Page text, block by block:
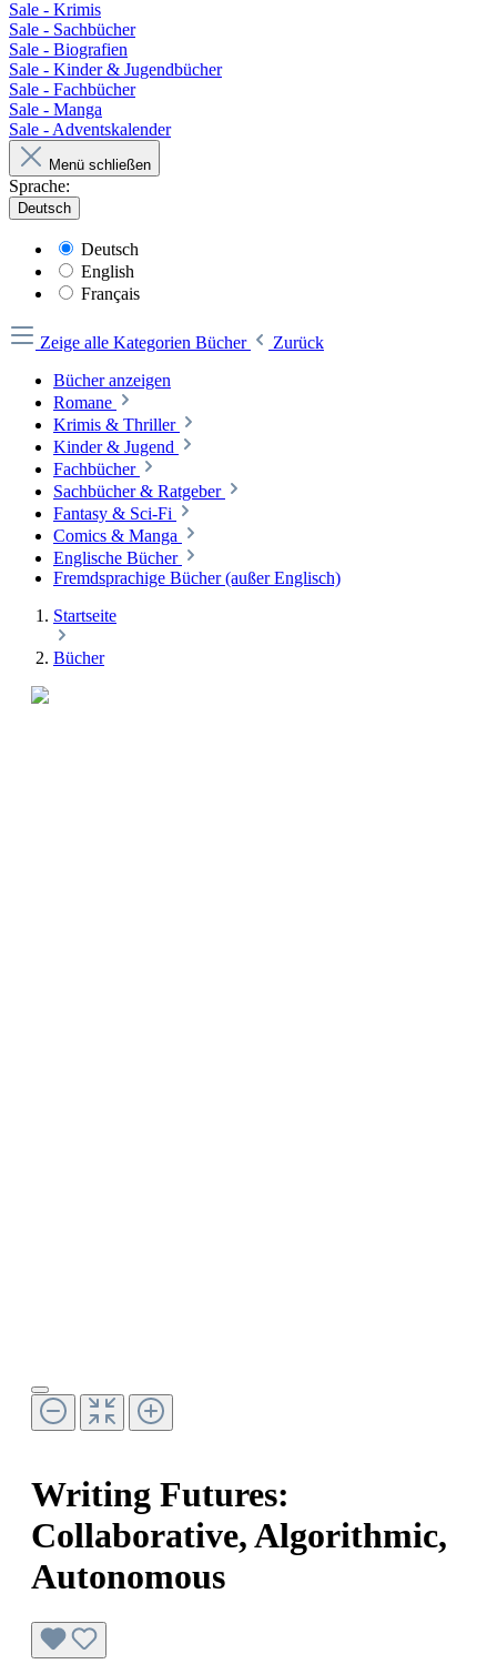
Sale - Krimis
Sale - Sachbücher
Sale - Biografien
Sale - Kinder & Jugendbücher
Sale - Fachbücher
Sale - Manga
Sale - Adventskalender
Menü schließen
Sprache:
Deutsch
Deutsch
English
Français
Zeige alle Kategorien Bücher
Zurück
Bücher anzeigen
Romane
Krimis & Thriller
Kinder & Jugend
Fachbücher
Sachbücher & Ratgeber
Fantasy & Sci-Fi
Comics & Manga
Englische Bücher
Fremdsprachige Bücher (außer Englisch)
Startseite
Bücher
Writing Futures:
Collaborative, Algorithmic,
Autonomous